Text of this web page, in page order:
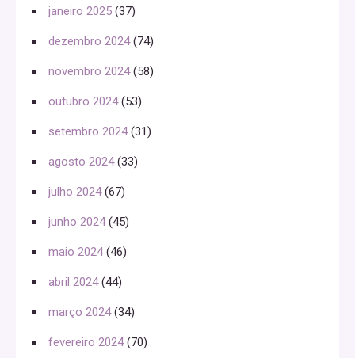
janeiro 2025 (37)
dezembro 2024(74)
novembro 2024(58)
outubro 2024(53)
setembro 2024(31)
agosto 2024(33)
julho 2024(67)
junho 2024(45)
maio 2024(46)
abril 2024(44)
março 2024(34)
fevereiro 2024(70)